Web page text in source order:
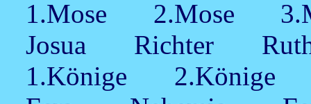
1.Mose 2.Mose
Josua Richter
1.Könige